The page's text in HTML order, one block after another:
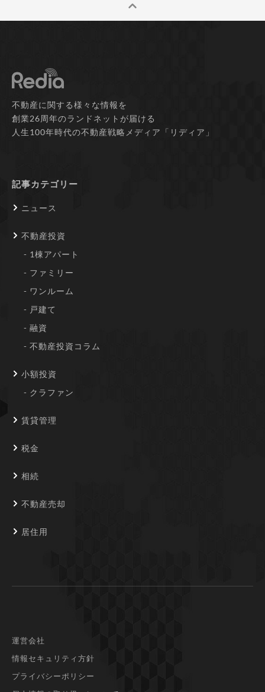
不動産に関する様々な情報を
創業26周年のランドネットが届ける
人生100年時代の不動産戦略メディア「リディア」
記事カテゴリー
ニュース
不動産投資
1棟アパート
ファミリー
ワンルーム
戸建て
融資
不動産投資コラム
小額投資
クラファン
賃貸管理
税金
相続
不動産売却
居住用
運営会社
情報セキュリティ方針
プライバシーポリシー